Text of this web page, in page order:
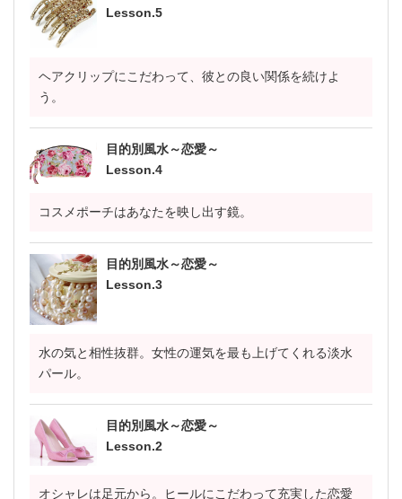
Lesson.5
ヘアクリップにこだわって、彼との良い関係を続けよ
う。
目的別風水～恋愛～
Lesson.4
コスメポーチはあなたを映し出す鏡。
目的別風水～恋愛～
Lesson.3
水の気と相性抜群。女性の運気を最も上げてくれる淡水
パール。
目的別風水～恋愛～
Lesson.2
オシャレは足元から。ヒールにこだわって充実した恋愛